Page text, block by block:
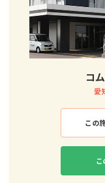
コ
愛
この